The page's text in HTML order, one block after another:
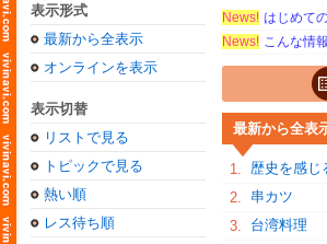
表示形式
最新から全表示
オンラインを表示
表示切替
リストで見る
トピックで見る
熱い順
レス待ち順
News! はじめて
News! こんな情
最新から全表
1. 歴史を感じ
2.
串カツ
3.
台湾料理